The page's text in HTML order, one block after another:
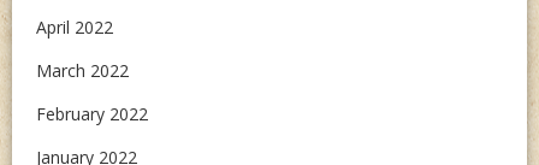
April 2022
March 2022
February 2022
January 2022